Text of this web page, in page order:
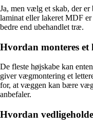
Ja, men vælg et skab, der
laminat eller lakeret MDF
bedre end ubehandlet træ.
Hvordan monteres et
De fleste højskabe kan
giver vægmontering et
for, at væggen kan bære
anbefaler.
Hvordan